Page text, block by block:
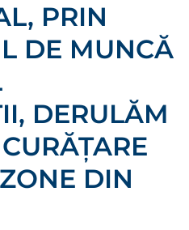
PRIN
DE MUNCĂ
DERULĂM
DIN